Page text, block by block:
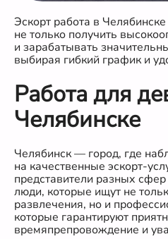
Эскорт работа в
не только получить
и зарабатывать
выбирая гибкий график и
Работа для
Челябинске
Челябинск — город, где
на качественные эскорт-
представители разных
люди, которые ищут не
развлечения, но и
которые гарантируют
времяпрепровождение и